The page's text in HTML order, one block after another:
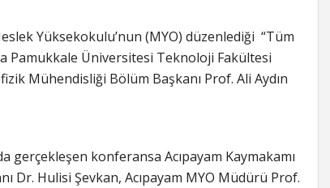
Yüksekokulu’nun (MYO) düzenlediği “Tüm
Pamukkale Üniversitesi Teknoloji Fakültesi
Mühendisliği Bölüm Başkanı Prof. Ali Aydın
gerçekleşen konferansa Acıpayam Kaymakamı
Dr. Hulisi Şevkan, Acıpayam MYO Müdürü Prof.